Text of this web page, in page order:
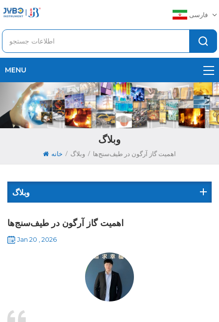
فارسی
MENU
وبلاگ
خانه / وبلاگ / اهمیت گاز آرگون در طیف‌سنج‌ها
وبلاگ
اهمیت گاز آرگون در طیف‌سنج‌ها
Jan 20 , 2026